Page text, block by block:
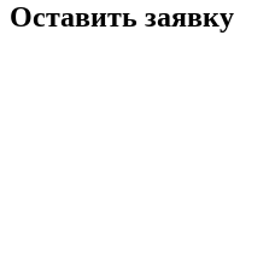
Оставить заявку